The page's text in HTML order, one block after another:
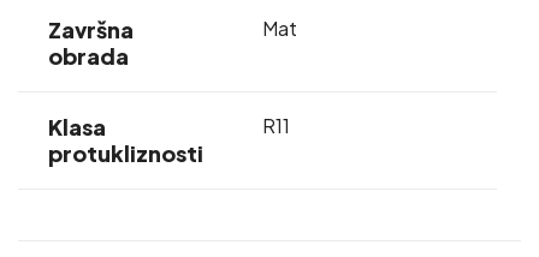
Završna
obrada
Mat
Klasa
protukliznosti
R11